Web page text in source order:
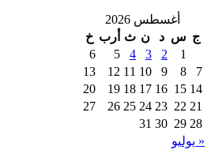
أغسطس 2026
ج س د ن ث أرب خ
1
2
3
4
5
6
7
8
9
10
11
12
13
14
15
16
17
18
19
20
21
22
23
24
25
26
27
28
29
30
31
« يوليو